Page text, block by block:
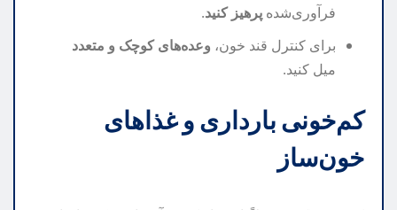
فرآوری‌شده پرهیز کنید.
برای کنترل قند خون، وعده‌های کوچک و متعدد
میل کنید.
کم‌خونی بارداری و غذاهای
خون‌ساز